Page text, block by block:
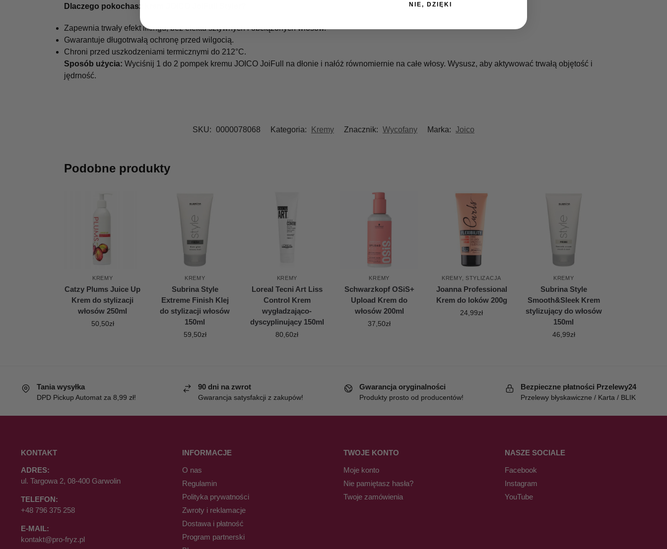
Dlaczego pokochasz krem JOICO JoiFull Styler?
Zapewnia trwały efekt liftingu, bez efektu sztywnych i obciążonych włosów.
Gwarantuje długotrwałą ochronę przed wilgocią.
Chroni przed uszkodzeniami termicznymi do 212°C.
Sposób użycia: Wyciśnij 1 do 2 pompek kremu JOICO JoiFull na dłonie i nałóż równomiernie na całe włosy. Wysusz, aby aktywować trwałą objętość i
jędrność.
SKU: 0000078068 Kategoria: Kremy Znacznik: Wycofany Marka: Joico
Podobne produkty
KREMY
Catzy Plums Juice Up
Krem do stylizacji
włosów 250ml
50,50zł
KREMY
Subrina Style
Extreme Finish Klej
do stylizacji włosów
150ml
59,50zł
KREMY
Loreal Tecni Art Liss
Control Krem
wygładzająco-
dyscyplinujący 150ml
80,60zł
KREMY
Schwarzkopf OSiS+
Upload Krem do
włosów 200ml
37,50zł
KREMY, STYLIZACJA
Joanna Professional
Krem do loków 200g
24,99zł
KREMY
Subrina Style
Smooth&Sleek Krem
stylizujący do włosów
150ml
46,99zł
Tania wysyłka
DPD Pickup Automat za 8,99 zł!
90 dni na zwrot
Gwarancja satysfakcji z zakupów!
Gwarancja oryginalności
Produkty prosto od producentów!
Bezpieczne płatności Przelewy24
Przelewy błyskawiczne / Karta / BLIK
KONTAKT
ADRES:
ul. Targowa 2, 08-400 Garwolin
TELEFON:
+48 796 375 258
E-MAIL:
kontakt@pro-fryz.pl
INFORMACJE
O nas
Regulamin
Polityka prywatności
Zwroty i reklamacje
Dostawa i płatność
Program partnerski
TWOJE KONTO
Moje konto
Nie pamiętasz hasła?
Twoje zamówienia
NASZE SOCIALE
Facebook
Instagram
YouTube
NIE, DZIĘKI